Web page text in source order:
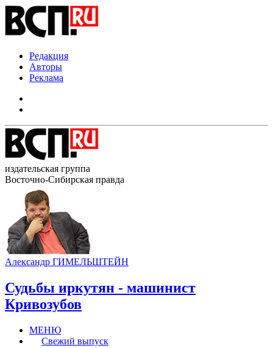
Редакция
Авторы
Реклама
издательская группа
Восточно-Сибирская правда
Александр ГИМЕЛЬШТЕЙН
Судьбы иркутян - машинист
Кривозубов
МЕНЮ
Свежий выпуск